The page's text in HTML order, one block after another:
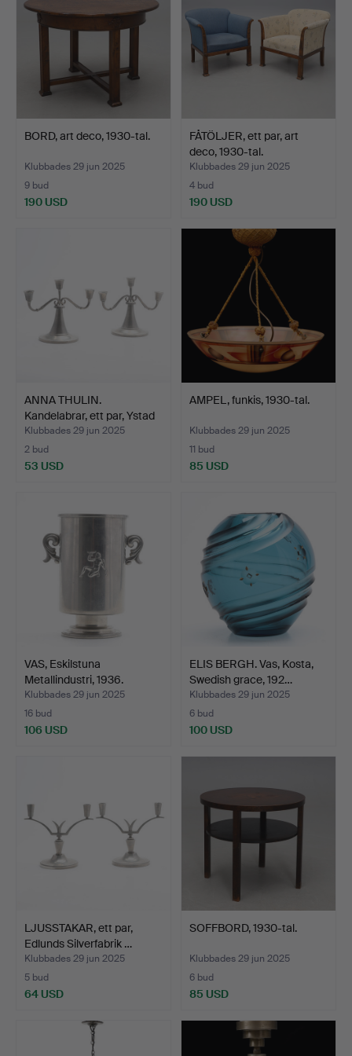
BORD, art deco, 1930-tal.
Klubbades 29 jun 2025
9 bud
190 USD
FÅTÖLJER, ett par, art
deco, 1930-tal.
Klubbades 29 jun 2025
4 bud
190 USD
ANNA THULIN.
Kandelabrar, ett par, Ystad
T…
Klubbades 29 jun 2025
2 bud
53 USD
AMPEL, funkis, 1930-tal.
Klubbades 29 jun 2025
11 bud
85 USD
VAS, Eskilstuna
Metallindustri, 1936.
Klubbades 29 jun 2025
16 bud
106 USD
ELIS BERGH. Vas, Kosta,
Swedish grace, 192…
Klubbades 29 jun 2025
6 bud
100 USD
LJUSSTAKAR, ett par,
Edlunds Silverfabrik …
Klubbades 29 jun 2025
5 bud
64 USD
SOFFBORD, 1930-tal.
Klubbades 29 jun 2025
6 bud
85 USD